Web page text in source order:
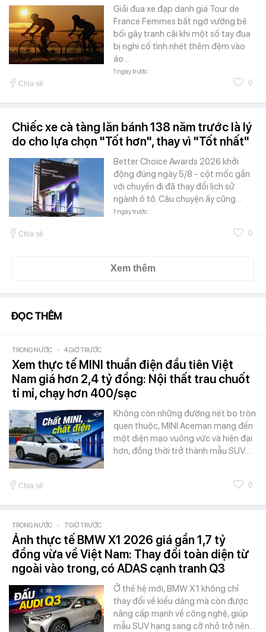
Giải đua xe đạp danh giá Tour de
France Femmes bất ngờ vướng bê
bối gây tranh cãi khi một số tay đua
bị nghi cố tình nhét thêm đệm vào
áo…
1 ngày trước
Chia sẻ 0
Chiếc xe cà tàng lăn bánh 138 năm trước là lý
do cho lựa chọn "Tốt hơn", thay vì "Tốt nhất"
Better Choice Awards 2026 khởi
động đúng ngày 5/8 - cột mốc gắn
với chuyến đi đã thay đổi lịch sử
ngành ô tô. Câu chuyện ấy cũng…
1 ngày trước
Chia sẻ 0
Xem thêm
ĐỌC THÊM
TRONG NƯỚC - 4 GIỜ TRƯỚC
Xem thực tế MINI thuần điện đầu tiên Việt
Nam giá hơn 2,4 tỷ đồng: Nội thất trau chuốt
tỉ mỉ, chạy hơn 400/sạc
Không còn những đường nét bo tròn
quen thuộc, MINI Aceman mang đến
một diện mạo vuông vức và hiện đại
hơn, đồng thời trở thành mẫu SUV…
Chia sẻ 0
TRONG NƯỚC - 7 GIỜ TRƯỚC
Ảnh thực tế BMW X1 2026 giá gần 1,7 tỷ
đồng vừa về Việt Nam: Thay đổi toàn diện từ
ngoài vào trong, có ADAS cạnh tranh Q3
Ở thế hệ mới, BMW X1 không chỉ
thay đổi về kiểu dáng mà còn được
nâng cấp mạnh về công nghệ, giúp
mẫu SUV hạng sang cỡ nhỏ trở nên…